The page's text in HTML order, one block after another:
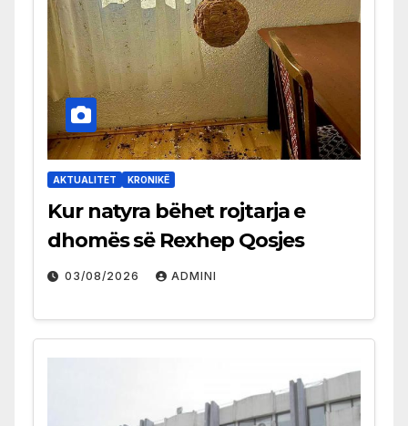
AKTUALITET KRONIKË
Kur natyra bëhet rojtarja e
dhomës së Rexhep Qosjes
03/08/2026 ADMINI